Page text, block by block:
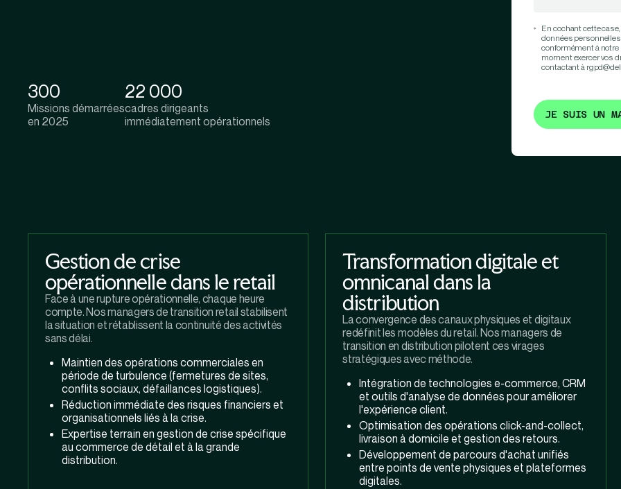
300
Missions démarrées
en 2025
22 000
cadres dirigeants
immédiatement opérationnels
En cochant cette
données
conformément à
moment exercer vos
contactant à
JE SUIS UN
Gestion de crise
opérationnelle dans le retail
Face à une rupture opérationnelle, chaque heure
compte. Nos managers de transition retail stabilisent
la situation et rétablissent la continuité des activités
sans délai.
Maintien des opérations commerciales en
période de turbulence (fermetures de sites,
conflits sociaux, défaillances logistiques).
Réduction immédiate des risques financiers et
organisationnels liés à la crise.
Expertise terrain en gestion de crise spécifique
au commerce de détail et à la grande
distribution.
Transformation digitale et
omnicanal dans la
distribution
La convergence des canaux physiques et digitaux
redéfinit les modèles du retail. Nos managers de
transition en distribution pilotent ces virages
stratégiques avec méthode.
Intégration de technologies e-commerce, CRM
et outils d'analyse de données pour améliorer
l'expérience client.
Optimisation des opérations click-and-collect,
livraison à domicile et gestion des retours.
Développement de parcours d'achat unifiés
entre points de vente physiques et plateformes
digitales.